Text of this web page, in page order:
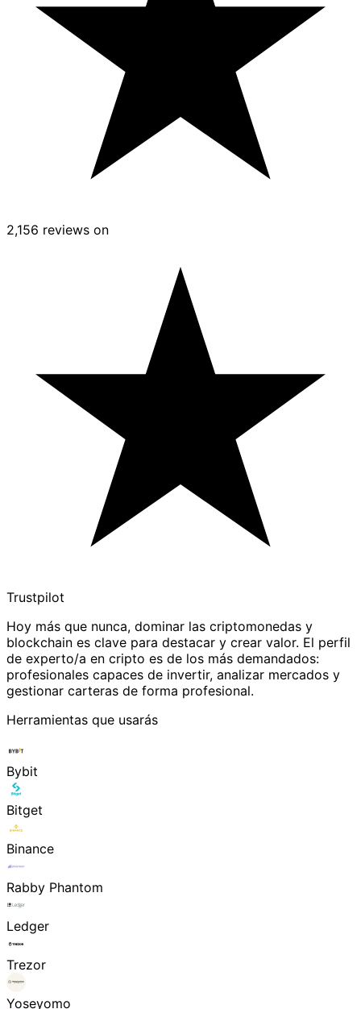
2,156 reviews on
Trustpilot
Hoy más que nunca, dominar las criptomonedas y
blockchain es clave para destacar y crear valor. El perfil
de experto/a en cripto es de los más demandados:
profesionales capaces de invertir, analizar mercados y
gestionar carteras de forma profesional.
Herramientas que usarás
Bybit
Bitget
Binance
Rabby Phantom
Ledger
Trezor
Yoseyomo